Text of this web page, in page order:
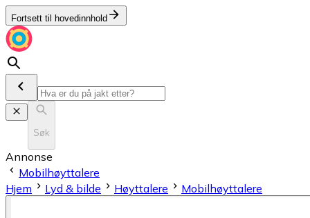
Fortsett til hovedinnhold
Søk
Annonse
Mobilhøyttalere
Hjem
Lyd & bilde Høyttalere Mobilhøyttalere